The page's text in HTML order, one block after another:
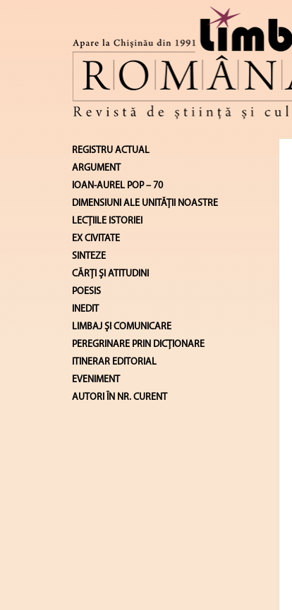
REGISTRU ACTUAL
ARGUMENT
IOAN-AUREL POP – 70
DIMENSIUNI ALE UNITĂŢII NOASTRE
LECŢIILE ISTORIEI
EX CIVITATE
SINTEZE
CĂRŢI ŞI ATITUDINI
POESIS
INEDIT
LIMBAJ ŞI COMUNICARE
PEREGRINARE PRIN DICȚIONARE
ITINERAR EDITORIAL
EVENIMENT
AUTORI ÎN NR. CURENT